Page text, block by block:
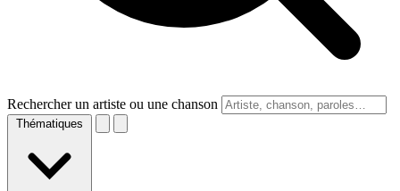
Rechercher un artiste ou une chanson
Thématiques